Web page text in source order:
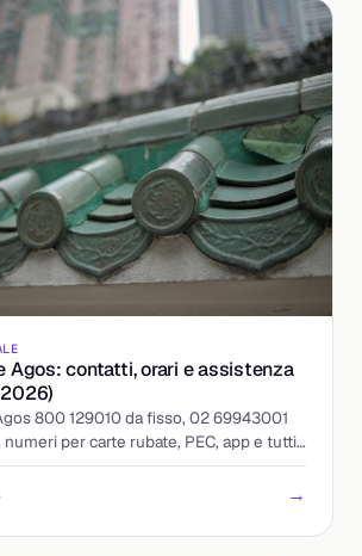
Agos: contatti, orari e assistenza
800 129010 da fisso, 02 69943001
per carte rubate, PEC, app e tutti i
al 2026.
→